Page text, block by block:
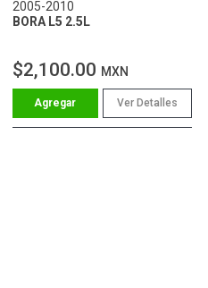
2005-2010
BORA L5 2.5L
$2,100.00 MXN
Ver Detalles